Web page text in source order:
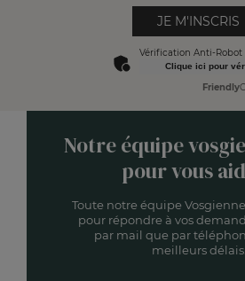
JE M'INSCRIS
Vérification Anti-Robot
Clique ici pour
Friendly
Notre équipe
pour vous
Toute notre équipe
pour répondre à vos
par mail que par
meilleurs délais.